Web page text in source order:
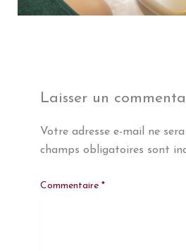
Laisser un
Votre adresse e-mail ne
champs obligatoires sont
Commentaire *